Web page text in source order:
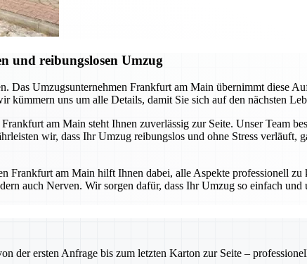
und reibungslosen Umzug
Umzugsunternehmen Frankfurt am Main übernimmt diese
uns um alle Details, damit Sie sich auf den nächsten
am Main steht Ihnen zuverlässig zur Seite. Unser Team
wir, dass Ihr Umzug reibungslos und ohne Stress verläuft,
Frankfurt am Main hilft Ihnen dabei, alle Aspekte professionell
auch Nerven. Wir sorgen dafür, dass Ihr Umzug so einfach
der ersten Anfrage bis zum letzten Karton zur Seite –